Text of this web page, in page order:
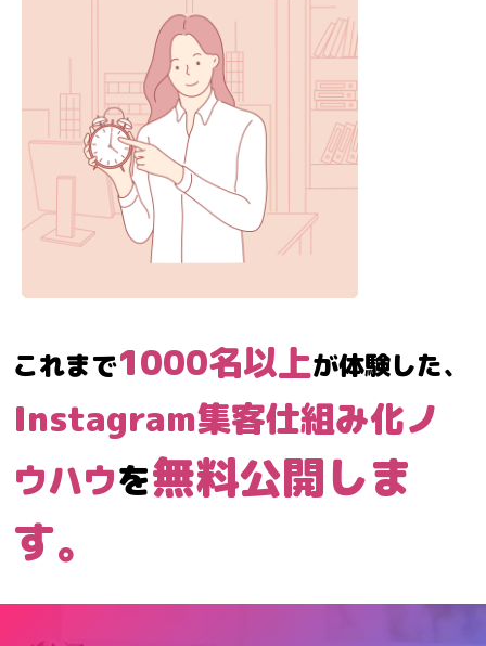
これまで1000名以上が体験した、
Instagram集客仕組み化ノ
ウハウを無料公開しま
す。